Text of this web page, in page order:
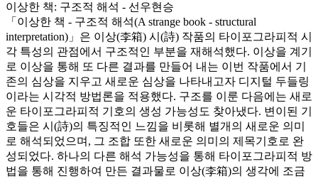
이상한 책: 구조적 해석 - 선우현승
「이상한 책 - 구조적 해석(A strange book - structural
interpretation)」은 이상(李箱) 시(詩) 작품의 타이포그라피적 시
각 특성의 관점에서 구조적인 부분을 재해석했다. 이상을 계기
로 이상을 통해 또 다른 결과를 만들어 내는 이번 작품에서 기
존의 심상을 지우고 새로운 심상을 나타내고자 디지털 두들링
이라는 시각적 방법론을 적용했다. 구조를 이룬 다음에는 새로
운 타이포그라피적 기호의 생성 가능성도 찾아냈다. 변이된 기
호들은 시(詩)의 특징적인 느낌을 비롯해 별개의 새로운 의미
로 해석되었으며, 그 조합 또한 새로운 의미의 제목기호로 완
성되었다. 하나의 다른 해석 가능성을 통해 타이포그라피적 방
법을 통해 진행하여 만든 결과물로 이상(李箱)의 생각에 조금